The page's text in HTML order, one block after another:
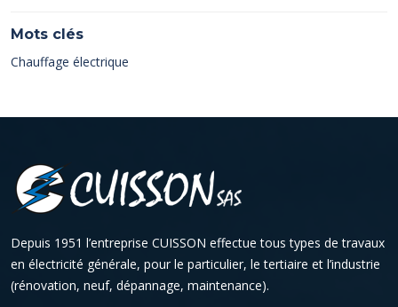
Mots clés
Chauffage électrique
Depuis 1951 l’entreprise CUISSON effectue tous types de travaux
en électricité générale, pour le particulier, le tertiaire et l’industrie
(rénovation, neuf, dépannage, maintenance).